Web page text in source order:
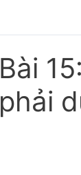
Bài
phải